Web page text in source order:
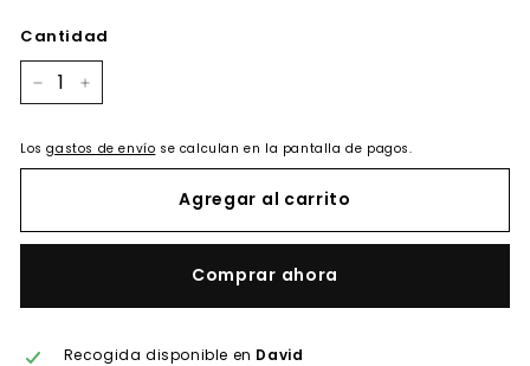
Cantidad
Losgastos de envío se calculan en la pantalla de pagos.
Agregar al carrito
Comprar ahora
Recogida disponible en David